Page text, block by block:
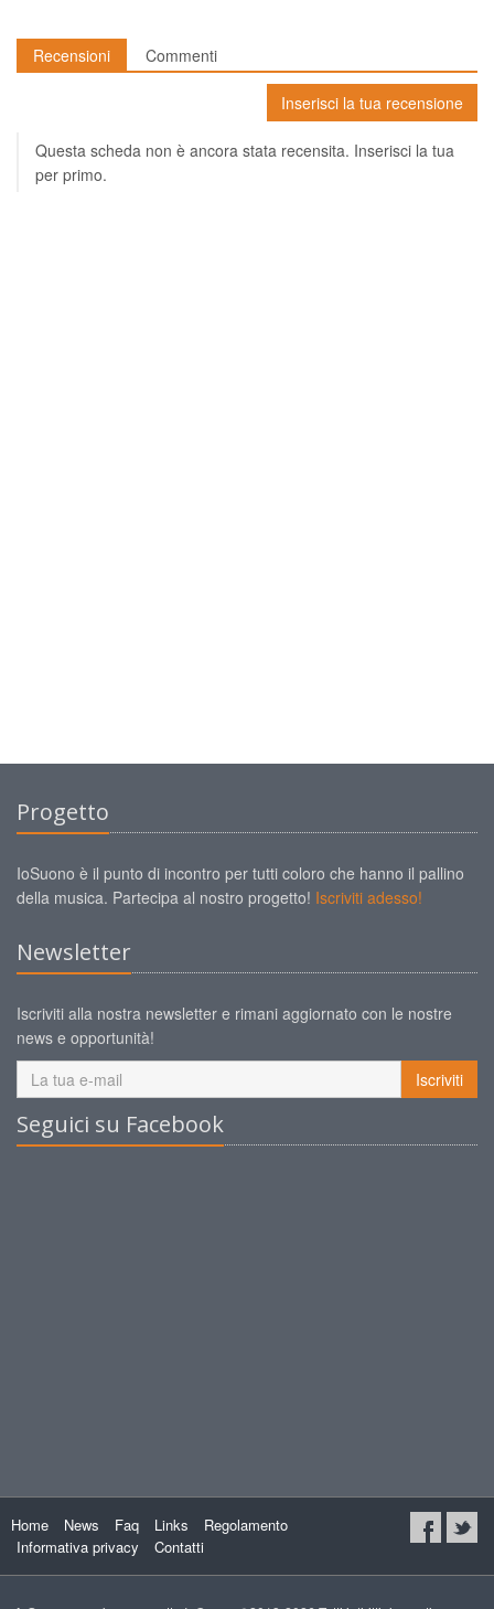
Recensioni Commenti
Inserisci la tua recensione
Questa scheda non è ancora stata recensita. Inserisci la tua
per primo.
Progetto
IoSuono è il punto di incontro per tutti coloro che hanno il pallino
della musica. Partecipa al nostro progetto! Iscriviti adesso!
Newsletter
Iscriviti alla nostra newsletter e rimani aggiornato con le nostre
news e opportunità!
Iscriviti
Seguici su Facebook
Home News Faq Links
Regolamento
Informativa privacy
Contatti